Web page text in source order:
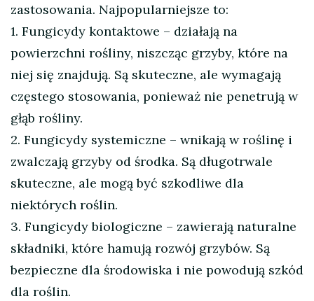
zastosowania. Najpopularniejsze to:
1. Fungicydy kontaktowe – działają na
powierzchni rośliny, niszcząc grzyby, które na
niej się znajdują. Są skuteczne, ale wymagają
częstego stosowania, ponieważ nie penetrują w
głąb rośliny.
2. Fungicydy systemiczne – wnikają w roślinę i
zwalczają grzyby od środka. Są długotrwale
skuteczne, ale mogą być szkodliwe dla
niektórych roślin.
3. Fungicydy biologiczne – zawierają naturalne
składniki, które hamują rozwój grzybów. Są
bezpieczne dla środowiska i nie powodują szkód
dla roślin.